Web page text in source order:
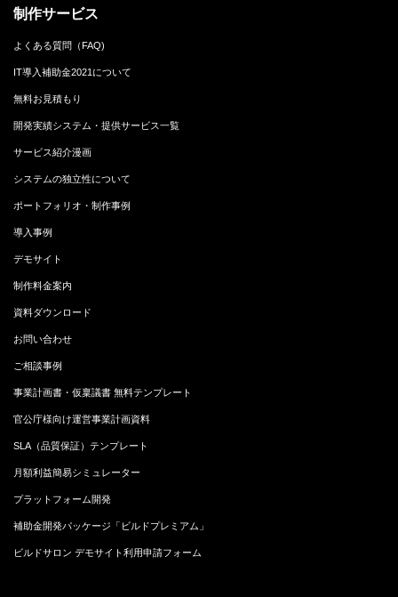
制作サービス
よくある質問（FAQ)
IT導入補助金2021について
無料お見積もり
開発実績システム・提供サービス一覧
サービス紹介漫画
システムの独立性について
ポートフォリオ・制作事例
導入事例
デモサイト
制作料金案内
資料ダウンロード
お問い合わせ
ご相談事例
事業計画書・仮稟議書 無料テンプレート
官公庁様向け運営事業計画資料
SLA（品質保証）テンプレート
月額利益簡易シミュレーター
プラットフォーム開発
補助金開発パッケージ「ビルドプレミアム」
ビルドサロン デモサイト利用申請フォーム